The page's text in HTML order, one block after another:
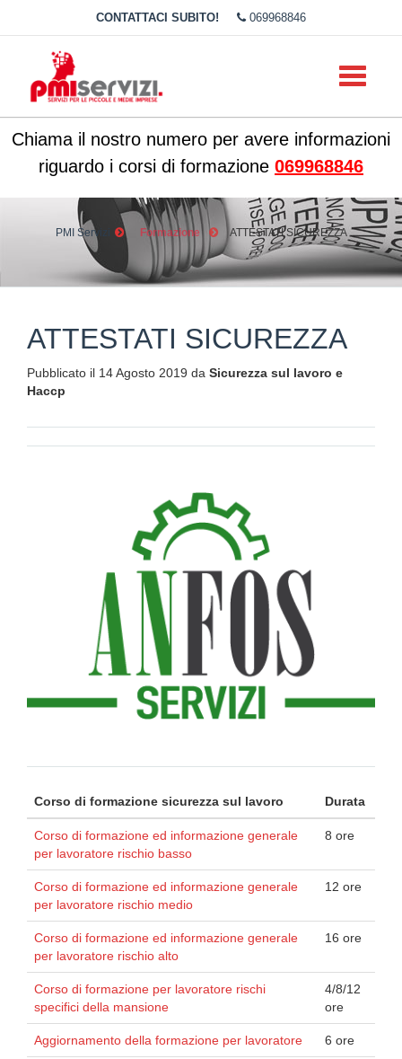
CONTATTACI SUBITO! 069968846
Toggle
Chiama il nostro numero per avere informazioni
riguardo i corsi di formazione 069968846
PMI Servizi Formazione ATTESTATI SICUREZZA
ATTESTATI SICUREZZA
Pubblicato il 14 Agosto 2019 da Sicurezza sul lavoro e
Haccp
Corso di formazione sicurezza sul lavoro Durata
Corso di formazione ed informazione generale
per lavoratore rischio basso
8 ore
Corso di formazione ed informazione generale
per lavoratore rischio medio
12 ore
Corso di formazione ed informazione generale
per lavoratore rischio alto
16 ore
Corso di formazione per lavoratore rischi
specifici della mansione
4/8/12
ore
Aggiornamento della formazione per lavoratore 6 ore